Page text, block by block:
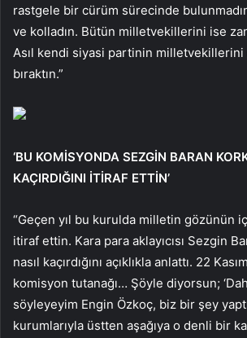
rastgele bir cürüm sürecinde
ve kolladın. Bütün milletvekillerini ise zan
Asıl kendi siyasi partinin milletvekillerini
bıraktın.”
‘BU KOMİSYONDA SEZGİN BARAN
KAÇIRDIĞINI İTİRAF ETTİN’
“Geçen yıl bu kurulda milletin gözünün
itiraf ettin. Kara para aklayıcısı Sezgin
nasıl kaçırdığını açıklıkla anlattı. 22
komisyon tutanağı… Şöyle diyorsun;
söyleyeyim Engin Özkoç, biz bir şey
kurumlarıyla üstten aşağıya o denli bir